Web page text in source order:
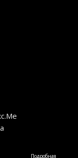
Подробная